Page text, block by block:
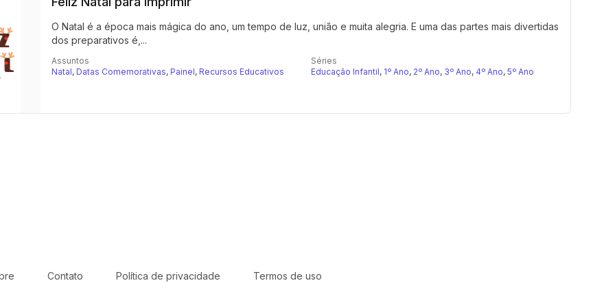
O Natal é a época mais mágica do ano, um tempo de luz, união e muita alegria. E uma das partes mais divertidas
dos preparativos é,...
Assuntos
Natal, Datas Comemorativas, Painel, Recursos Educativos
Séries
Educação Infantil, 1º Ano, 2º Ano, 3º Ano, 4º Ano, 5º Ano
Contato Política de privacidade Termos de uso